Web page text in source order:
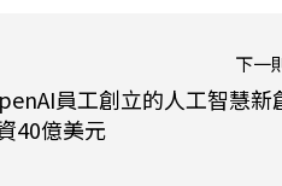
下一
員工創立的人工智慧新
40億美元